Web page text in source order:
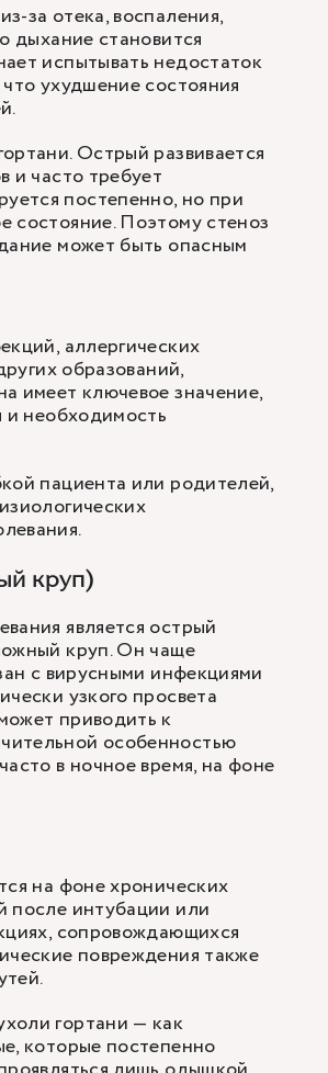
за отека, воспаления,
дыхание становится
испытывать недостаток
ухудшение состояния
Острый развивается
и часто требует
постепенно, но при
состояние. Поэтому стеноз
может быть опасным
аллергических
образований,
имеет ключевое значение,
и необходимость
пациента или родителей,
круп)
является острый
круп. Он чаще
с вирусными инфекциями
узкого просвета
приводить к
особенностью
в ночное время, на фоне
на фоне хронических
после интубации или
сопровождающихся
повреждения также
гортани — как
которые постепенно